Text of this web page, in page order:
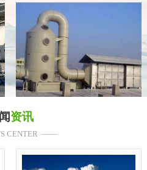
资讯
CENTER ——